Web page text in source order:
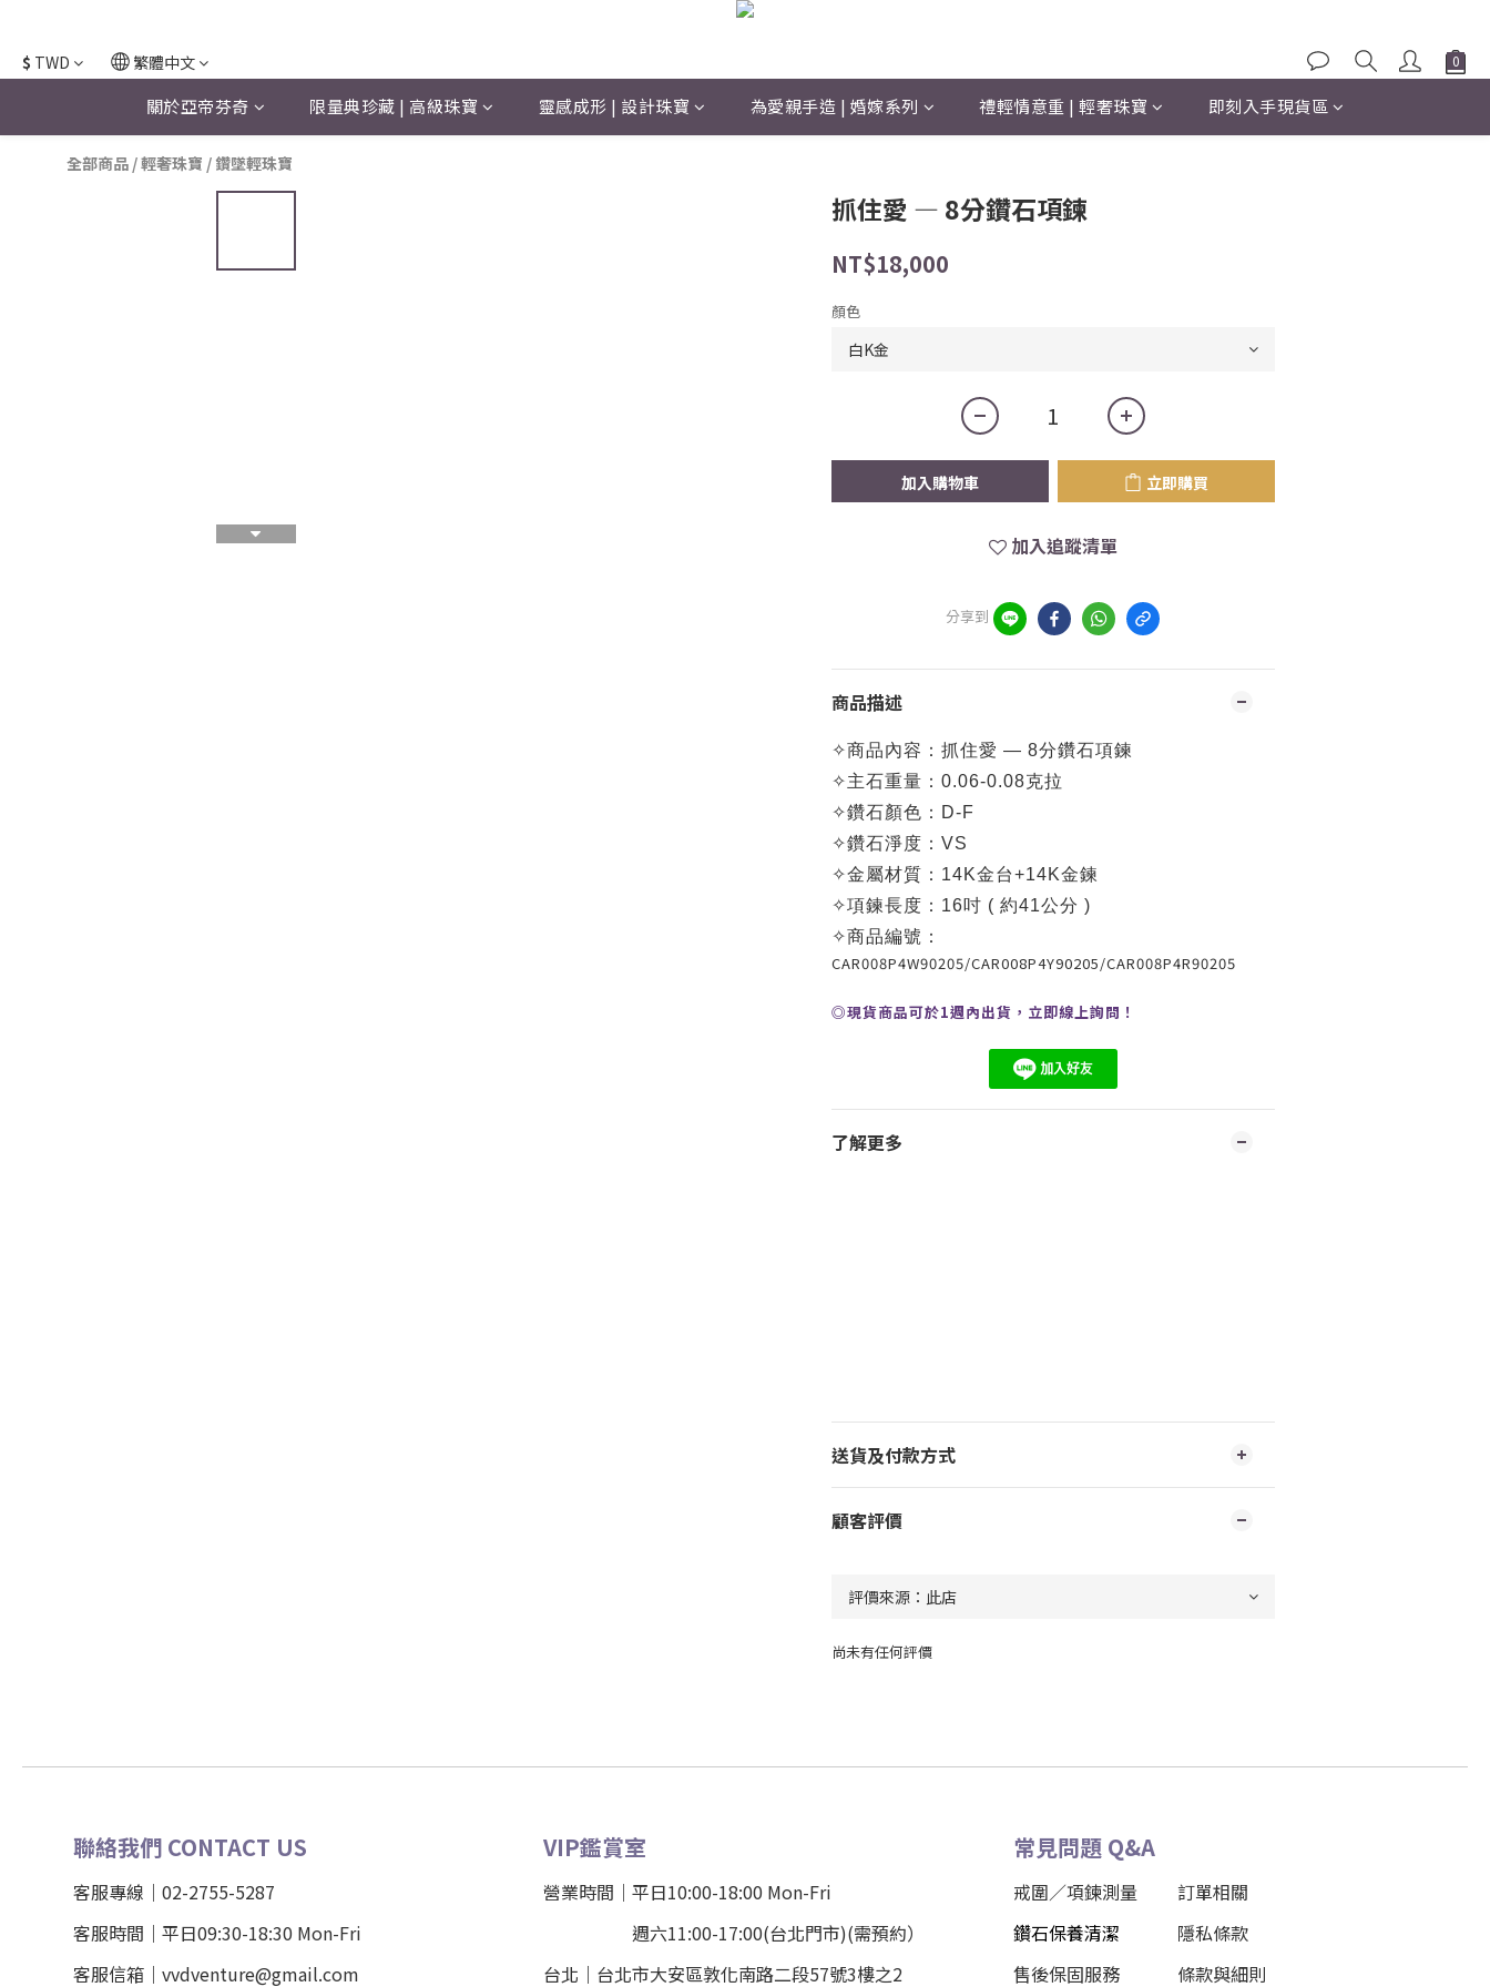
$ TWD 繁體中文
關於亞帝芬奇 限量典珍藏 | 高級珠寶 靈感成形 | 設計珠寶 為愛親手造 | 婚嫁系列 禮輕情意重 | 輕奢珠寶 即刻入手現貨區
全部商品 /輕奢珠寶 / 鑽墜輕珠寶
抓住愛 — 8分鑽石項鍊
NT$18,000
顏色
加入購物車 立即購買
加入追蹤清單
分享到
商品描述
✧商品內容： 抓住愛 — 8分鑽石項鍊
✧主石重量：0.06-0.08克拉
✧鑽石顏色：D-F
✧鑽石淨度：VS
✧金屬材質：14K金台+14K金鍊
✧項鍊長度 ：16吋 ( 約41公分 )
✧商品編號：
CAR008P4W90205/CAR008P4Y90205/CAR008P4R90205
◎現貨商品可於1週內出貨， 立即線上詢問 ！
了解更多
送貨及付款方式
顧客評價
尚未有任何評價
聯絡我們 CONTACT US
客服專線｜02-2755-5287
客服時間｜平日09:30-18:30 Mon-Fri
客服信箱｜vvdventure@gmail.com
VIP鑑賞室
營業時間｜平日10:00-18:00 Mon-Fri
週六11:00-17:00(台北門市)(需預約）
台北 ｜ 台北市大安區敦化南路二段57號3樓之2
常見問題 Q&A
戒圍／項鍊測量
訂單相關
鑽石保養清潔
隱私條款
售後保固服務
條款與細則